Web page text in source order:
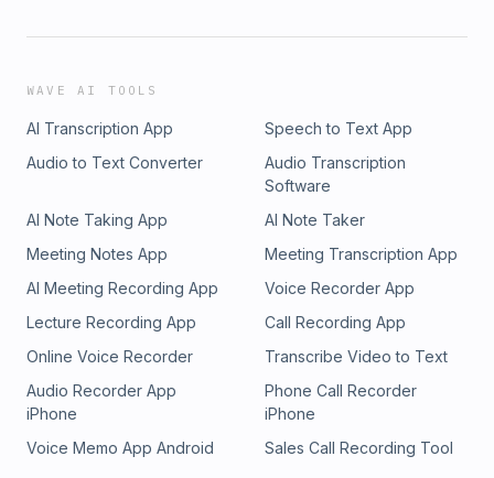
WAVE AI TOOLS
AI Transcription App
Speech to Text App
Audio to Text Converter
Audio Transcription
Software
AI Note Taking App
AI Note Taker
Meeting Notes App
Meeting Transcription App
AI Meeting Recording App
Voice Recorder App
Lecture Recording App
Call Recording App
Online Voice Recorder
Transcribe Video to Text
Audio Recorder App
iPhone
Phone Call Recorder
iPhone
Voice Memo App Android
Sales Call Recording Tool